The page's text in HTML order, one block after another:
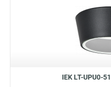
IEK LT-UPU0-